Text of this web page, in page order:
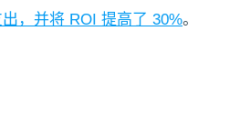
，并将 ROI 提高了 30%。